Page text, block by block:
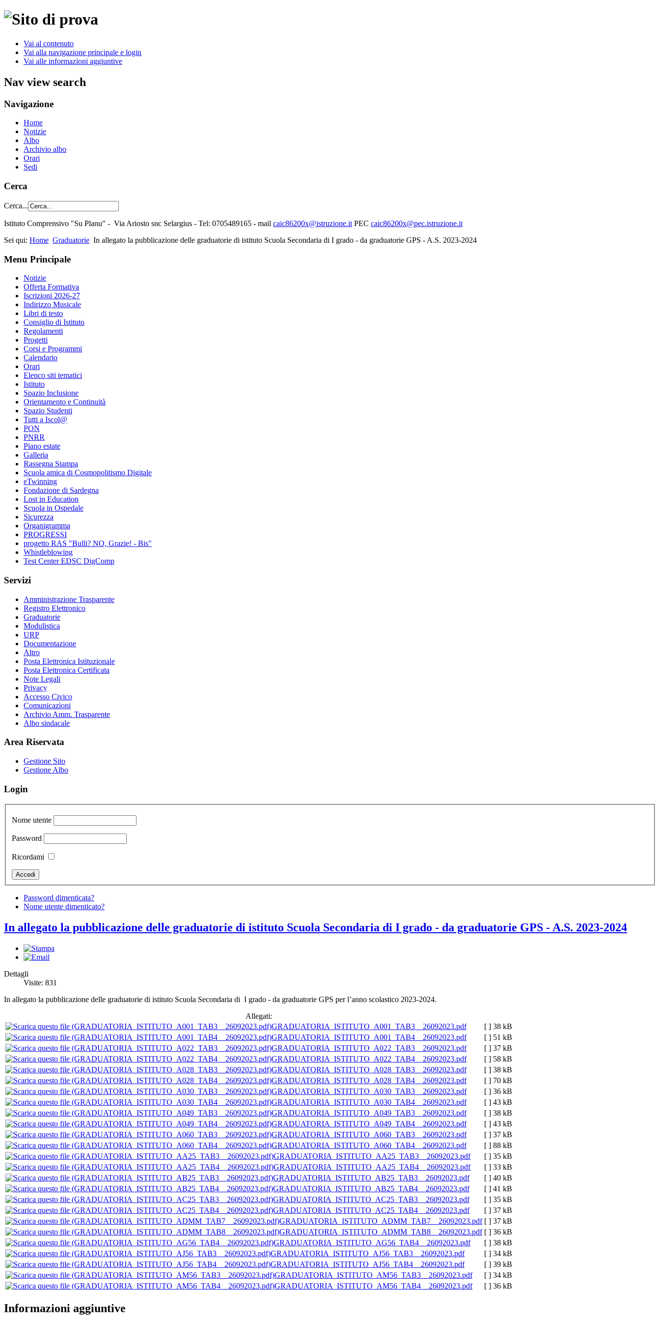
Vai al contenuto
Vai alla navigazione principale e login
Vai alle informazioni aggiuntive
Nav view search
Navigazione
Home
Notizie
Albo
Archivio albo
Orari
Sedi
Cerca
Cerca...
Istituto Comprensivo "Su Planu" - Via Ariosto snc Selargius - Tel: 0705489165 - mail caic86200x@istruzione.it PEC caic86200x@pec.istruzione.it
Sei qui: Home Graduatorie In allegato la pubblicazione delle graduatorie di istituto Scuola Secondaria di I grado - da graduatorie GPS - A.S. 2023-2024
Menu Principale
Notizie
Offerta Formativa
Iscrizioni 2026-27
Indirizzo Musicale
Libri di testo
Consiglio di Istituto
Regolamenti
Progetti
Corsi e Programmi
Calendario
Orari
Elenco siti tematici
Istituto
Spazio Inclusione
Orientamento e Continuità
Spazio Studenti
Tutti a Iscol@
PON
PNRR
Piano estate
Galleria
Rassegna Stampa
Scuola amica di Cosmopolitismo Digitale
eTwinning
Fondazione di Sardegna
Lost in Education
Scuola in Ospedale
Sicurezza
Organigramma
PROGRESSI
progetto RAS "Bulli? NO, Grazie! - Bis"
Whistleblowing
Test Center EDSC DigComp
Servizi
Amministrazione Trasparente
Registro Elettronico
Graduatorie
Modulistica
URP
Documentazione
Altro
Posta Elettronica Istituzionale
Posta Elettronica Certificata
Note Legali
Privacy
Accesso Civico
Comunicazioni
Archivio Amm. Trasparente
Albo sindacale
Area Riservata
Gestione Sito
Gestione Albo
Login
Nome utente
Password
Ricordami
Password dimenticata?
Nome utente dimenticato?
In allegato la pubblicazione delle graduatorie di istituto Scuola Secondaria di I grado - da graduatorie GPS - A.S. 2023-2024
Dettagli
Visite: 831
In allegato la pubblicazione delle graduatorie di istituto Scuola Secondaria di I grado - da graduatorie GPS per l’anno scolastico 2023-2024.
Allegati:
GRADUATORIA_ISTITUTO_A001_TAB3__26092023.pdf
[ ] 38 kB
GRADUATORIA_ISTITUTO_A001_TAB4__26092023.pdf
[ ] 51 kB
GRADUATORIA_ISTITUTO_A022_TAB3__26092023.pdf
[ ] 37 kB
GRADUATORIA_ISTITUTO_A022_TAB4__26092023.pdf
[ ] 58 kB
GRADUATORIA_ISTITUTO_A028_TAB3__26092023.pdf
[ ] 38 kB
GRADUATORIA_ISTITUTO_A028_TAB4__26092023.pdf
[ ] 70 kB
GRADUATORIA_ISTITUTO_A030_TAB3__26092023.pdf
[ ] 36 kB
GRADUATORIA_ISTITUTO_A030_TAB4__26092023.pdf
[ ] 43 kB
GRADUATORIA_ISTITUTO_A049_TAB3__26092023.pdf
[ ] 38 kB
GRADUATORIA_ISTITUTO_A049_TAB4__26092023.pdf
[ ] 43 kB
GRADUATORIA_ISTITUTO_A060_TAB3__26092023.pdf
[ ] 37 kB
GRADUATORIA_ISTITUTO_A060_TAB4__26092023.pdf
[ ] 88 kB
GRADUATORIA_ISTITUTO_AA25_TAB3__26092023.pdf
[ ] 35 kB
GRADUATORIA_ISTITUTO_AA25_TAB4__26092023.pdf
[ ] 33 kB
GRADUATORIA_ISTITUTO_AB25_TAB3__26092023.pdf
[ ] 40 kB
GRADUATORIA_ISTITUTO_AB25_TAB4__26092023.pdf
[ ] 41 kB
GRADUATORIA_ISTITUTO_AC25_TAB3__26092023.pdf
[ ] 35 kB
GRADUATORIA_ISTITUTO_AC25_TAB4__26092023.pdf
[ ] 37 kB
GRADUATORIA_ISTITUTO_ADMM_TAB7__26092023.pdf [ ] 37 kB
GRADUATORIA_ISTITUTO_ADMM_TAB8__26092023.pdf [ ] 36 kB
GRADUATORIA_ISTITUTO_AG56_TAB4__26092023.pdf
[ ] 38 kB
GRADUATORIA_ISTITUTO_AJ56_TAB3__26092023.pdf
[ ] 34 kB
GRADUATORIA_ISTITUTO_AJ56_TAB4__26092023.pdf
[ ] 39 kB
GRADUATORIA_ISTITUTO_AM56_TAB3__26092023.pdf
[ ] 34 kB
GRADUATORIA_ISTITUTO_AM56_TAB4__26092023.pdf
[ ] 36 kB
Informazioni aggiuntive